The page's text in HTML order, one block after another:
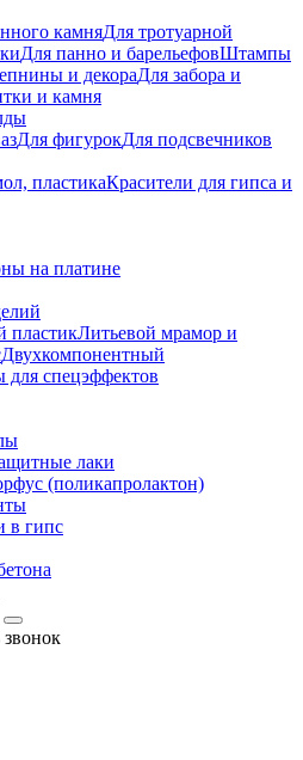
камняДля тротуарной
Для панно и барельефовШтампы
и декораДля забора и
и камня
Для фигурокДля подсвечников
пластикаКрасители для гипса и
на платине
пластикЛитьевой мрамор и
Двухкомпонентный
для спецэффектов
лаки
(поликапролактон)
в гипс
звонок